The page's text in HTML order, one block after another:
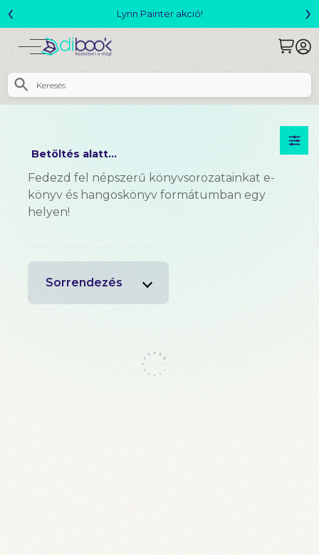
Megjelent! L. J. Shen:
‹ ›
Betöltés alatt...
Fedezd fel népszerű könyvsorozatainkat e-
könyv és hangoskönyv formátumban egy
helyen!
Sorrendezés